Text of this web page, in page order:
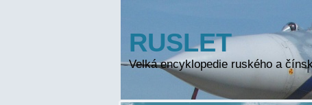
RUSLET
Velká encyklopedie ruského a